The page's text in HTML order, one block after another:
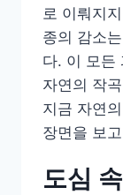
로 이뤄지
종의 감소
다. 이 모든
자연의 작
지금 자연
장면을 보
도심